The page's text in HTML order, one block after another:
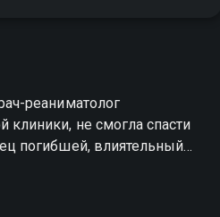
реаниматолог
клиники, не смогла спасти
погибшей, влиятельный
лицензии и